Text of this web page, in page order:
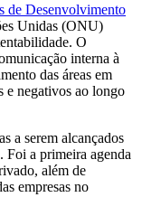
de Desenvolvimento
Unidas (ONU)
O
interna à
das áreas em
e negativos ao longo
a serem alcançados
Foi a primeira agenda
além de
empresas no